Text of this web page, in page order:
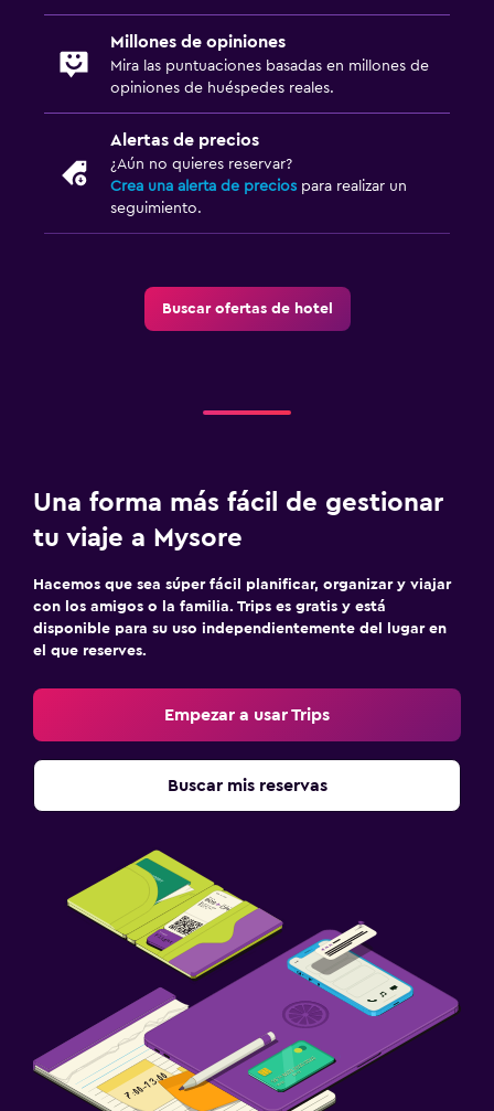
Millones de opiniones
Mira las puntuaciones basadas en millones de
opiniones de huéspedes reales.
Alertas de precios
¿Aún no quieres reservar?
Crea una alerta de precios para realizar un
seguimiento.
Buscar ofertas de hotel
Una forma más fácil de gestionar
tu viaje a Mysore
Hacemos que sea súper fácil planificar, organizar y viajar
con los amigos o la familia. Trips es gratis y está
disponible para su uso independientemente del lugar en
el que reserves.
Empezar a usar Trips
Buscar mis reservas